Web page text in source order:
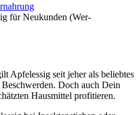
für Neu­kun­den (Wer­
Apfel­es­sig seit jeher als belieb­tes
Doch auch Dein
Haus­mit­tel pro­fi­tie­ren.